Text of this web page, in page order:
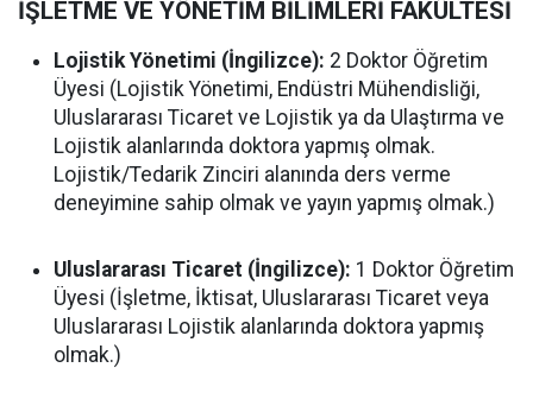
İŞLETME VE YÖNETİM BİLİMLERİ FAKÜLTESİ
Lojistik Yönetimi (İngilizce): 2 Doktor Öğretim
Üyesi (Lojistik Yönetimi, Endüstri Mühendisliği,
Uluslararası Ticaret ve Lojistik ya da Ulaştırma ve
Lojistik alanlarında doktora yapmış olmak.
Lojistik/Tedarik Zinciri alanında ders verme
deneyimine sahip olmak ve yayın yapmış olmak.)
Uluslararası Ticaret (İngilizce): 1 Doktor Öğretim
Üyesi (İşletme, İktisat, Uluslararası Ticaret veya
Uluslararası Lojistik alanlarında doktora yapmış
olmak.)